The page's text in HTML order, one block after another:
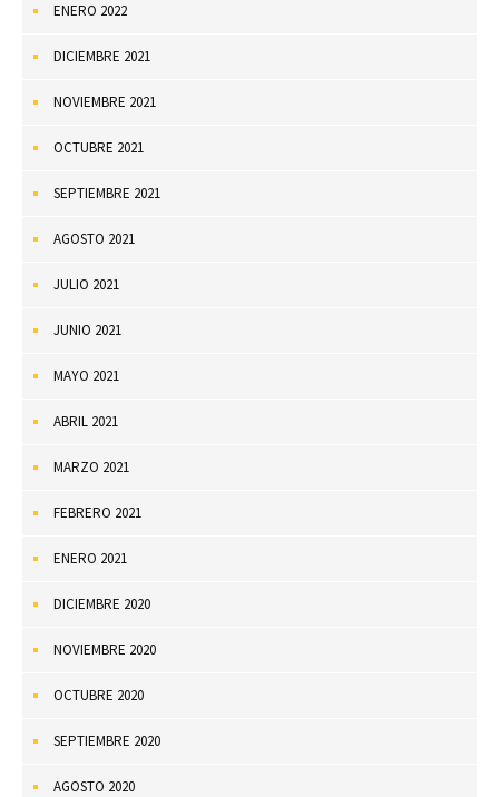
ENERO 2022
DICIEMBRE 2021
NOVIEMBRE 2021
OCTUBRE 2021
SEPTIEMBRE 2021
AGOSTO 2021
JULIO 2021
JUNIO 2021
MAYO 2021
ABRIL 2021
MARZO 2021
FEBRERO 2021
ENERO 2021
DICIEMBRE 2020
NOVIEMBRE 2020
OCTUBRE 2020
SEPTIEMBRE 2020
AGOSTO 2020